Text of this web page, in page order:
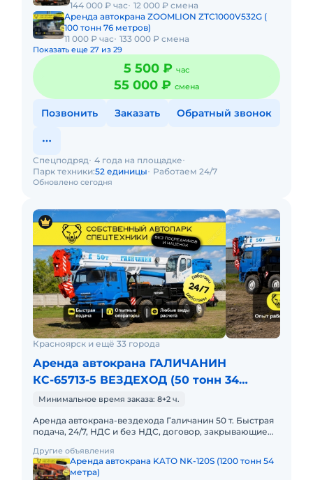
144 000 ₽ час
12 000 ₽ смена
Аренда автокрана ZOOMLION ZTC1000V532G (
100 тонн 76 метров)
11 000 ₽ час 133 000 ₽ смена
Показать еще 27 из 29
5 500 ₽ час
55 000 ₽ смена
Позвонить Заказать Обратный звонок
Обновлено сегодня
Спецподряд 4 года на площадке
Парк техники:52 единицы Работаем 24/7
Красноярск и ещё 33 города
Аренда автокрана ГАЛИЧАНИН
КС-65713-5 ВЕЗДЕХОД (50 тонн 34
метра)
Минимальное время заказа: 8+2 ч.
Аренда автокрана-вездехода Галичанин 50 т. Быстрая
подача, 24/7, НДС и без НДС, договор, закрывающие
ГАЛИЧАНИН 50 ТОННПре
Другие объявления
Аренда автокрана KATO NK-120S (1200 тонн 54
метра)